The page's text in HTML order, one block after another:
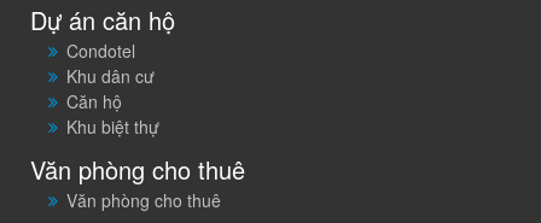
Dự án căn hộ
Condotel
Khu dân cư
Căn hộ
Khu biệt thự
Văn phòng cho thuê
Văn phòng cho thuê